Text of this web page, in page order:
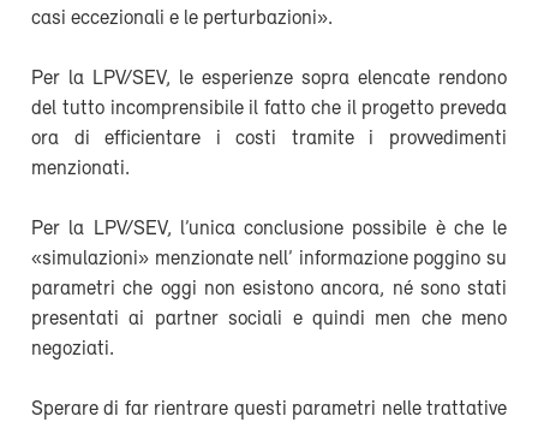
casi eccezionali e le perturbazioni».
Per la LPV/SEV, le esperienze sopra elencate rendono
del tutto incomprensibile il fatto che il progetto preveda
ora di efficientare i costi tramite i provvedimenti
menzionati.
Per la LPV/SEV, l’unica conclusione possibile è che le
«simulazioni» menzionate nell’ informazione poggino su
parametri che oggi non esistono ancora, né sono stati
presentati ai partner sociali e quindi men che meno
negoziati.
Sperare di far rientrare questi parametri nelle trattative